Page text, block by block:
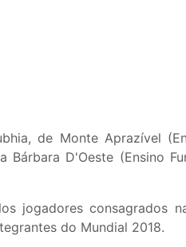
de Monte Aprazível
D'Oeste (Ensino
jogadores consagrados
do Mundial 2018.